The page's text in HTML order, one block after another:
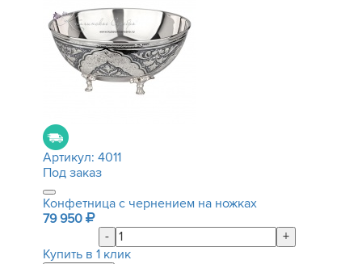
Артикул: 4011
Под заказ
Конфетница с чернением на ножках
79 950
-
+
Купить в 1 клик